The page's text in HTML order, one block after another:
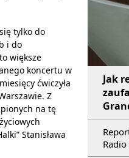
Jak
tylko do
i do
większe
koncertu w
ćwiczyła
Z
na tę
Stanisława